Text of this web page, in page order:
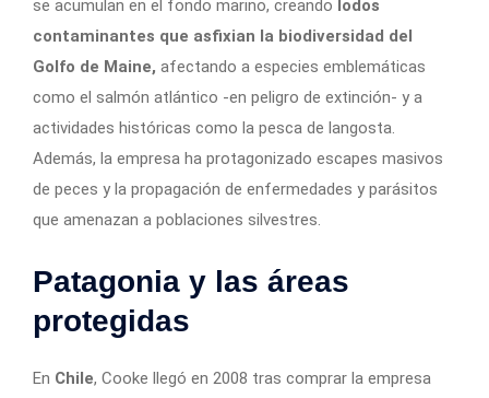
se acumulan en el fondo marino, creando lodos
contaminantes que asfixian la biodiversidad del
Golfo de Maine, afectando a especies emblemáticas
como el salmón atlántico -en peligro de extinción- y a
actividades históricas como la pesca de langosta.
Además, la empresa ha protagonizado escapes masivos
de peces y la propagación de enfermedades y parásitos
que amenazan a poblaciones silvestres.
Patagonia y las áreas
protegidas
En Chile, Cooke llegó en 2008 tras comprar la empresa